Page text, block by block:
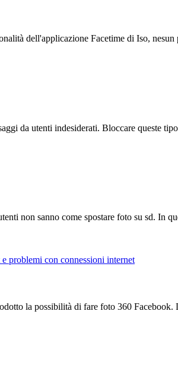
dell'applicazione Facetime di Iso,
da utenti indesiderati. Bloccare queste
non sanno come spostare foto su sd. In
problemi con connessioni internet
la possibilità di fare foto 360